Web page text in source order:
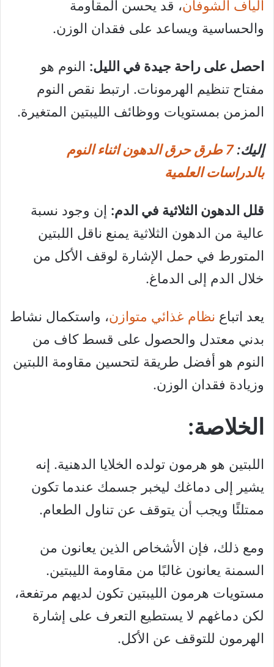
ألياف الشوفان، قد يحسن المقاومة
والحساسية ويساعد على فقدان الوزن.
احصل على راحة جيدة في الليل: النوم هو
مفتاح تنظيم الهرمونات. ارتبط نقص النوم
المزمن بمستويات ووظائف الليبتين المتغيرة.
إليك:
7 طرق حرق الدهون اثناء النوم
بالدراسات العلمية
قلل الدهون الثلاثية في الدم: إن وجود نسبة
عالية من الدهون الثلاثية يمنع ناقل اللبتين
المتورط في حمل الإشارة لوقف الأكل من
خلال الدم إلى الدماغ.
يعد اتباع نظام غذائي متوازن، واستكمال نشاط
بدني معتدل والحصول على قسط كاف من
النوم هو أفضل طريقة لتحسين مقاومة اللبتين
وزيادة فقدان الوزن.
الخلاصة:
اللبتين هو هرمون تولده الخلايا الدهنية. إنه
يشير إلى دماغك ليخبر جسمك عندما تكون
ممتلئًا ويجب أن يتوقف عن تناول الطعام.
ومع ذلك، فإن الأشخاص الذين يعانون من
السمنة يعانون غالبًا من مقاومة الليبتين.
مستويات هرمون الليبتين تكون لديهم مرتفعة،
لكن دماغهم لا يستطيع التعرف على إشارة
الهرمون للتوقف عن الأكل.